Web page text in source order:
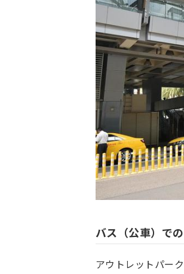
バス（公車）で
アウトレットパー